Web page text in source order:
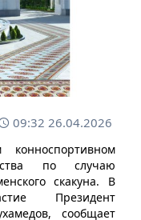
09:32 26.04.2026
по случаю
скакуна. В
Президент
сообщает